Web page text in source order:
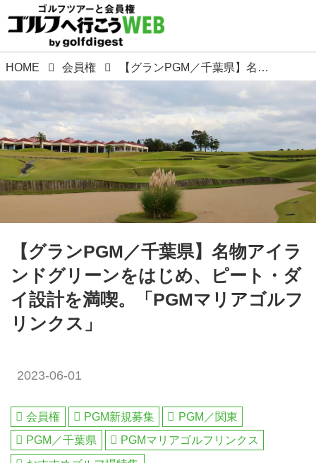
HOME 会員権 【グランPGM／千葉県】名物アイランドグリーンをはじめ、ピート・ダイ設計を満喫。「PGMマリアゴルフリンクス」
【グランPGM／千葉県】名物アイラ
ンドグリーンをはじめ、ピート・ダ
イ設計を満喫。「PGMマリアゴルフ
リンクス」
2023-06-01
会員権 PGM新規募集
PGM／関東
PGM／千葉県
PGMマリアゴルフリンクス